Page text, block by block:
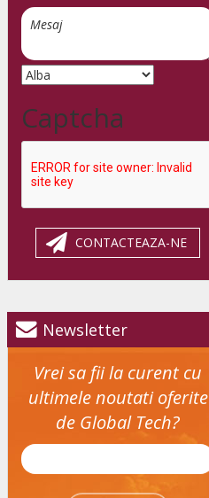
Captcha
CONTACTEAZA-NE
Newsletter
Vrei sa fii la curent cu
ultimele noutati oferite
de Global Tech?